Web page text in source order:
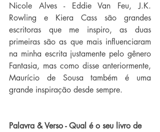
Nicole Alves - Eddie Van Feu, J.K.
Rowling e Kiera Cass são grandes
escritoras que me inspiro, as duas
primeiras são as que mais influenciaram
na minha escrita justamente pelo gênero
Fantasia, mas como disse anteriormente,
Maurício de Sousa também é uma
grande inspiração desde sempre.
Palavra & Verso - Qual é o seu livro de